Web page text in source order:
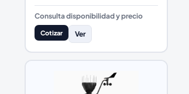
Consulta disponibilidad y precio
Cotizar Ver